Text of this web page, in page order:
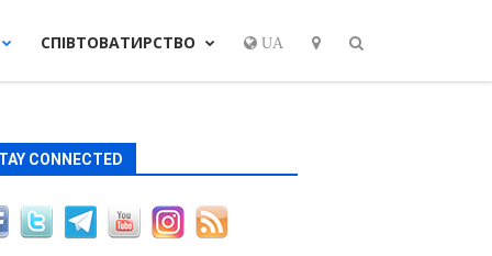
СПІВТОВАТИРСТВО UA
CONNECTED